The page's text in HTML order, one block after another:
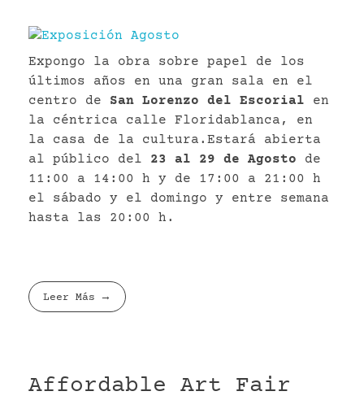
Expongo la obra sobre papel de los
últimos años en una gran sala en el
centro de San Lorenzo del Escorial en
la céntrica calle Floridablanca, en
la casa de la cultura.Estará abierta
al público del 23 al 29 de Agosto de
11:00 a 14:00 h y de 17:00 a 21:00 h
el sábado y el domingo y entre semana
hasta las 20:00 h.
Leer Más
Affordable Art Fair